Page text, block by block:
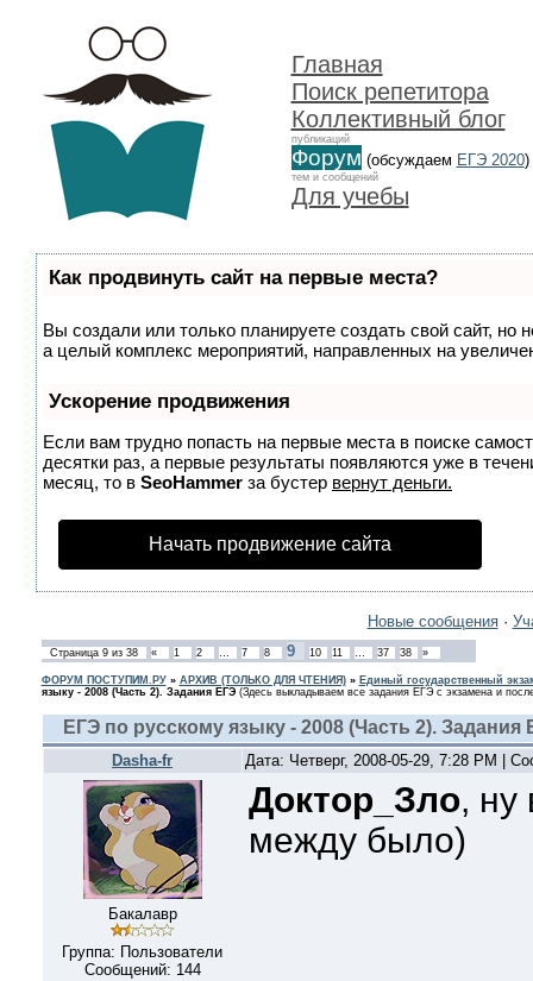
Главная
Поиск репетитора
Коллективный блог
публикаций
Форум (обсуждаем ЕГЭ 2020)
тем и сообщений
Для учебы
Как продвинуть сайт на первые места?
Вы создали или только планируете создать свой сайт, но
а целый комплекс мероприятий, направленных на
Ускорение продвижения
Если вам трудно попасть на первые места в поиске
десятки раз, а первые результаты появляются уже в
месяц, то в SeoHammer за бустер вернут деньги.
Начать продвижение сайта
Новые сообщения·
Страница 9из 38 « 1 2 … 7 8 9 10 11 … 37 38 »
ФОРУМ ПОСТУПИМ.РУ» АРХИВ (ТОЛЬКО ДЛЯ ЧТЕНИЯ)» Единый государственный
языку - 2008 (Часть 2). Задания ЕГЭ (Здесь выкладываем все задания ЕГЭ с экзамена и
ЕГЭ по русскому языку - 2008 (Часть 2). Задания
Dasha-fr Дата: Четверг, 2008-05-29, 7:28 PM |
Бакалавр
Группа: Пользователи
Сообщений: 144
Доктор_Зло, ну
между было)